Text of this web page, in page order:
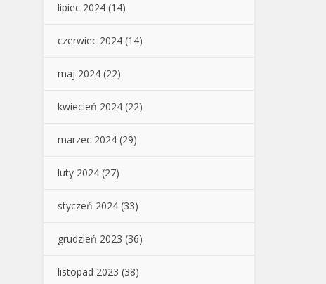
lipiec 2024 (14)
czerwiec 2024 (14)
maj 2024 (22)
kwiecień 2024 (22)
marzec 2024 (29)
luty 2024 (27)
styczeń 2024 (33)
grudzień 2023 (36)
listopad 2023 (38)